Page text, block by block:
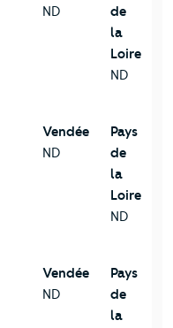
ND
de
la
Loire
ND
Vendée
ND
Pays
de
la
Loire
ND
Vendée
ND
Pays
de
la